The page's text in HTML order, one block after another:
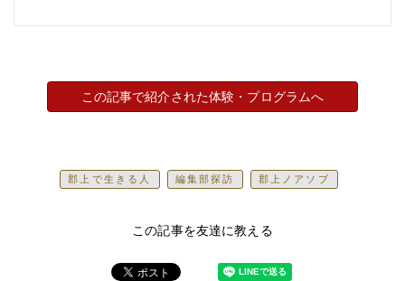
この記事で紹介された体験・プログラムへ
郡上で生きる人 編集部探訪 郡上ノアソブ
この記事を友達に教える